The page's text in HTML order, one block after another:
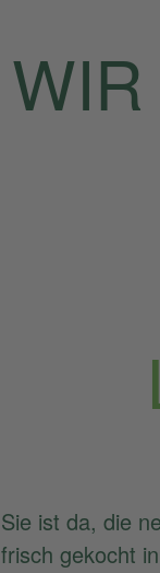
Sie ist da, die
frisch gekocht